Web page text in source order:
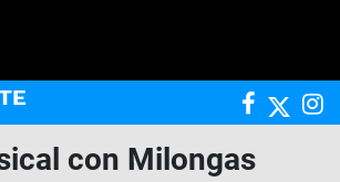
con Milongas